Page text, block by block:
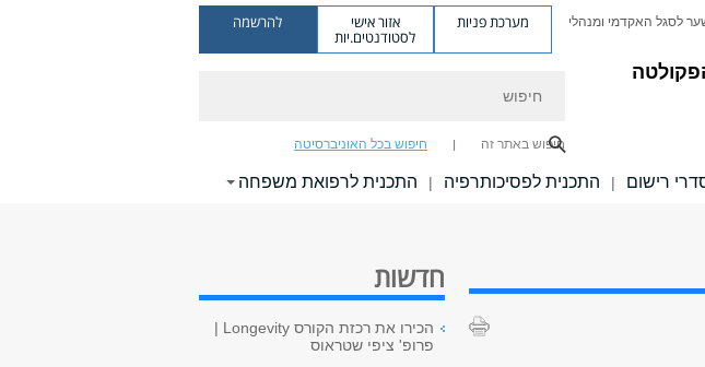
לסגל האקדמי ומנהלי מערכת פניות אזור אישי
לסטודנטים.יות
להרשמה
חיפוש באתר זה חיפוש בכל האוניברסיטה
רישום | התכנית לפסיכותרפיה | התכנית לרפואת משפחה
חדשות
הכירו את רכזת הקורס Longevity |
פרופ' ציפי שטראוס